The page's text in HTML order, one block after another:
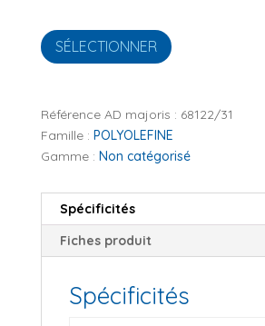
SÉLECTIONNER
Référence AD majoris : 68122/31
Famille : POLYOLEFINE
Gamme : Non catégorisé
Spécificités
Fiches produit
Spécificités